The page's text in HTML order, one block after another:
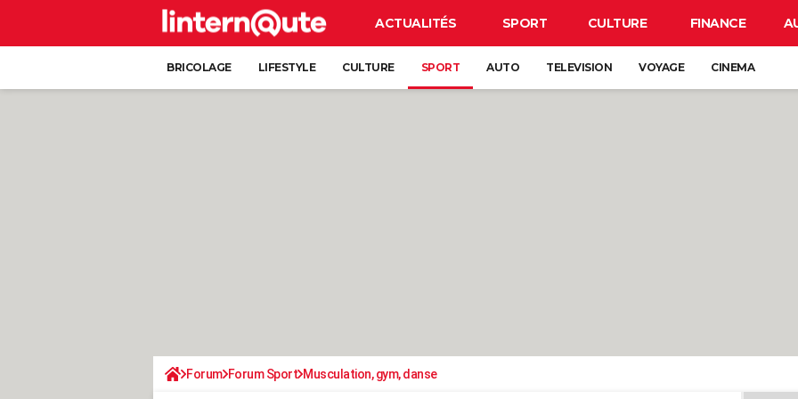
ACTUALITÉS SPORT CULTURE FINANCE
BRICOLAGE LIFESTYLE CULTURE SPORT AUTO TELEVISION VOYAGE CINEMA
Forum Forum Sport Musculation, gym, danse